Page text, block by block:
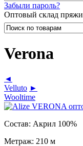
Забыли пароль?
Оптовый склад пряжи
Verona
◄
Velluto ►
Wooltime
Состав: Акрил 100%
Метраж: 210 м